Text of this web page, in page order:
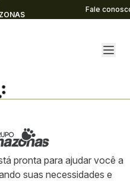
Fale
pronta para ajudar você a
suas necessidades e